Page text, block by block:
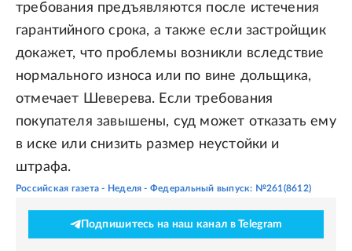
требования предъявляются после истечения
гарантийного срока, а также если застройщик
докажет, что проблемы возникли вследствие
нормального износа или по вине дольщика,
отмечает Шеверева. Если требования
покупателя завышены, суд может отказать ему
в иске или снизить размер неустойки и
штрафа.
Российская газета - Неделя - Федеральный выпуск: №261(8612)
Подпишитесь на наш канал в Telegram